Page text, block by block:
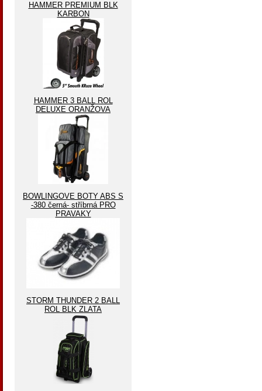
HAMMER PREMIUM BLK
KARBON
HAMMER 3 BALL ROL
DELUXE ORANŽOVA
BOWLINGOVE BOTY ABS S
-380 černá- stříbrná PRO
PRAVAKY
STORM THUNDER 2 BALL
ROL BLK ZLATA